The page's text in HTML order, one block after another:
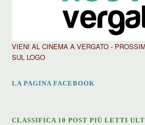
VIENI AL CINEMA A VERGATO -
SUL LOGO
LA PAGINA FACEBOOK
CLASSIFICA 10 POST PIÙ LETTI